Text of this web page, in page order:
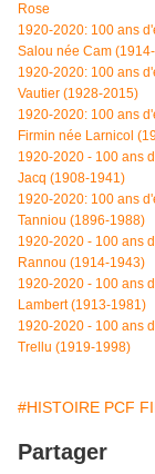
Rose
1920-2020: 100 ans
Salou née Cam
1920-2020: 100 ans
Vautier (1928-2015)
1920-2020: 100 ans
Firmin née Larnicol
1920-2020 - 100 ans
Jacq (1908-1941)
1920-2020: 100 ans
Tanniou (1896-1988)
1920-2020 - 100 ans
Rannou (1914-1943)
1920-2020 - 100 ans
Lambert (1913-1981)
1920-2020 - 100 ans
Trellu (1919-1998)
#HISTOIRE PCF
Partager